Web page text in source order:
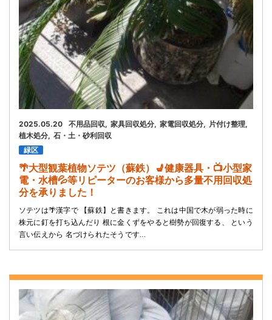
2025.05.20 不用品回収 家具回収処分 家電回収処分
片付け整理
植木処分 石・土・砂利回収
緑区
🌴大型観葉植物ソテツ（蘇鉄）💺健康器具・📺小型家
電・水槽💦等リピーターのお客様から多量不用回収処
分を承りました！
ソテツは🌴漢字で 【蘇鉄】と書きます。 これは中国で木が弱った時に
株元に釘を打ち込んだり 根に金くずをやると樹勢が回復する、 という
言い伝えから 名づけられたそうです…